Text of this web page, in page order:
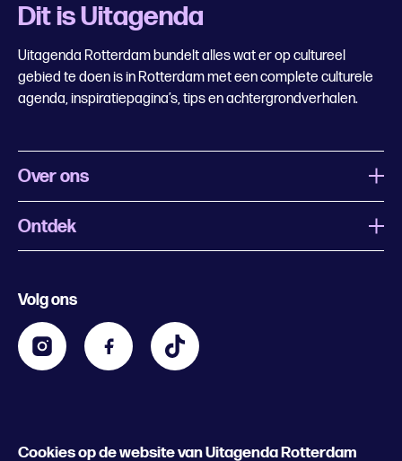
Cookies op de website van Uitagenda Rotterdam
Dit is Uitagenda
Uitagenda Rotterdam bundelt alles wat er op cultureel
gebied te doen is in Rotterdam met een complete culturele
agenda, inspiratiepagina’s, tips en achtergrondverhalen.
Over ons
Wat is Uitagenda Rotterdam
Contact
Zakelijk
Ontdek
Kids
Volg ons